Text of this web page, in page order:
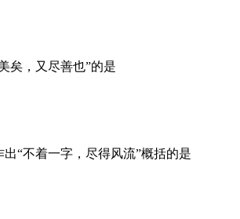
矣，又尽善也”的是
“不着一字，尽得风流”概括的是